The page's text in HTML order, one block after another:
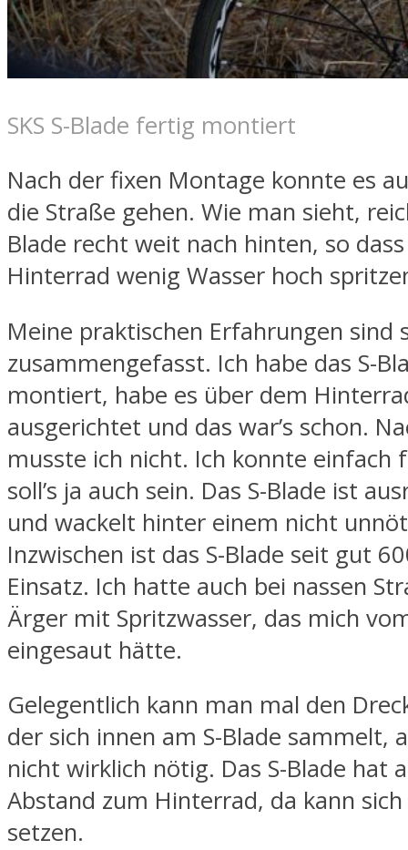
SKS S-Blade fertig montiert
Nach der fixen Montage konnte es
die Straße gehen. Wie man sieht,
Blade recht weit nach hinten, so
Hinterrad wenig Wasser hoch
Meine praktischen Erfahrungen sind
zusammengefasst. Ich habe das S-
montiert, habe es über dem
ausgerichtet und das war’s schon.
musste ich nicht. Ich konnte einfach
soll’s ja auch sein. Das S-Blade ist
und wackelt hinter einem nicht
Inzwischen ist das S-Blade seit gut
Einsatz. Ich hatte auch bei nassen
Ärger mit Spritzwasser, das mich
eingesaut hätte.
Gelegentlich kann man mal den
der sich innen am S-Blade sammelt,
nicht wirklich nötig. Das S-Blade hat
Abstand zum Hinterrad, da kann
setzen.